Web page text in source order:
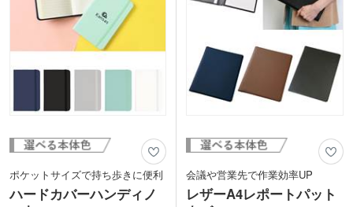
ポケットサイズで持ち歩きに便利
ハードカバーハンディノ
会議や営業先で作業効率UP
レザーA4レポートパット